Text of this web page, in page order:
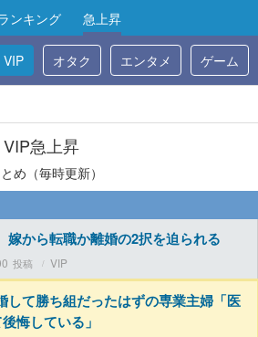
ンキング 急上昇
VIP オタク エンタメ ゲーム
急上昇
め（毎時更新）
嫁から転職か離婚の2択を迫られる
VIP
して勝ち組だったはずの専業主婦「医
悔している」